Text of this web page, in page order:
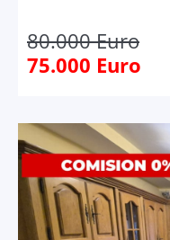
80.000 Euro
75.000 Euro